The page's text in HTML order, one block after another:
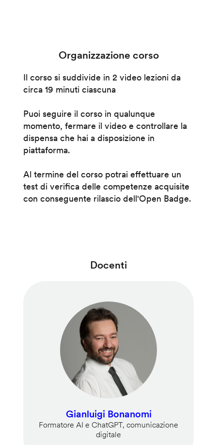
Organizzazione corso
Il corso si suddivide in 2 video lezioni da
circa 19 minuti ciascuna
Puoi seguire il corso in qualunque
momento, fermare il video e controllare la
dispensa che hai a disposizione in
piattaforma.
Al termine del corso potrai effettuare un
test di verifica delle competenze acquisite
con conseguente rilascio dell'Open Badge.
Docenti
Gianluigi Bonanomi
Formatore AI e ChatGPT, comunicazione
digitale